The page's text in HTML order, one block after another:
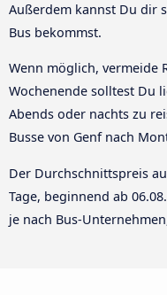
Außerdem kannst Du dir
Bus bekommst.
Wenn möglich, vermeide
Wochenende solltest Du
Abends oder nachts zu
Busse von Genf nach
Der Durchschnittspreis
Tage, beginnend ab
je nach Bus-